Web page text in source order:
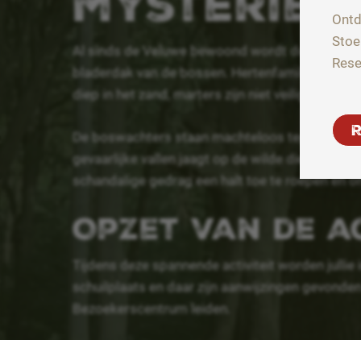
Al sinds de Veluwe bewoond wordt door wild,
bladerdak van de bossen. Hertenfamilies
diep in het zand, marters zijn niet veilig en
De boswachters staan machteloos tegenover
gevaarlijke vallen jaagt op de wilde dieren.
schandalige gedrag een halt toe te roepen en
Opzet van de
Tijdens deze spannende activiteit worden
schuilplaats en daar zijn aanwijzingen
Bezoekerscentrum leiden.